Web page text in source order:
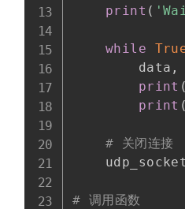
print (
while
        data
,
print (
print (
# 关闭连接
    udp_socket
# 调用函数